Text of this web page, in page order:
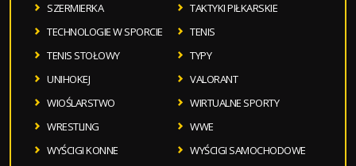
SZERMIERKA
TAKTYKI PIŁKARSKIE
TECHNOLOGIE W SPORCIE
TENIS
TENIS STOŁOWY
TYPY
UNIHOKEJ
VALORANT
WIOŚLARSTWO
WIRTUALNE SPORTY
WRESTLING
WWE
WYŚCIGI KONNE
WYŚCIGI SAMOCHODOWE